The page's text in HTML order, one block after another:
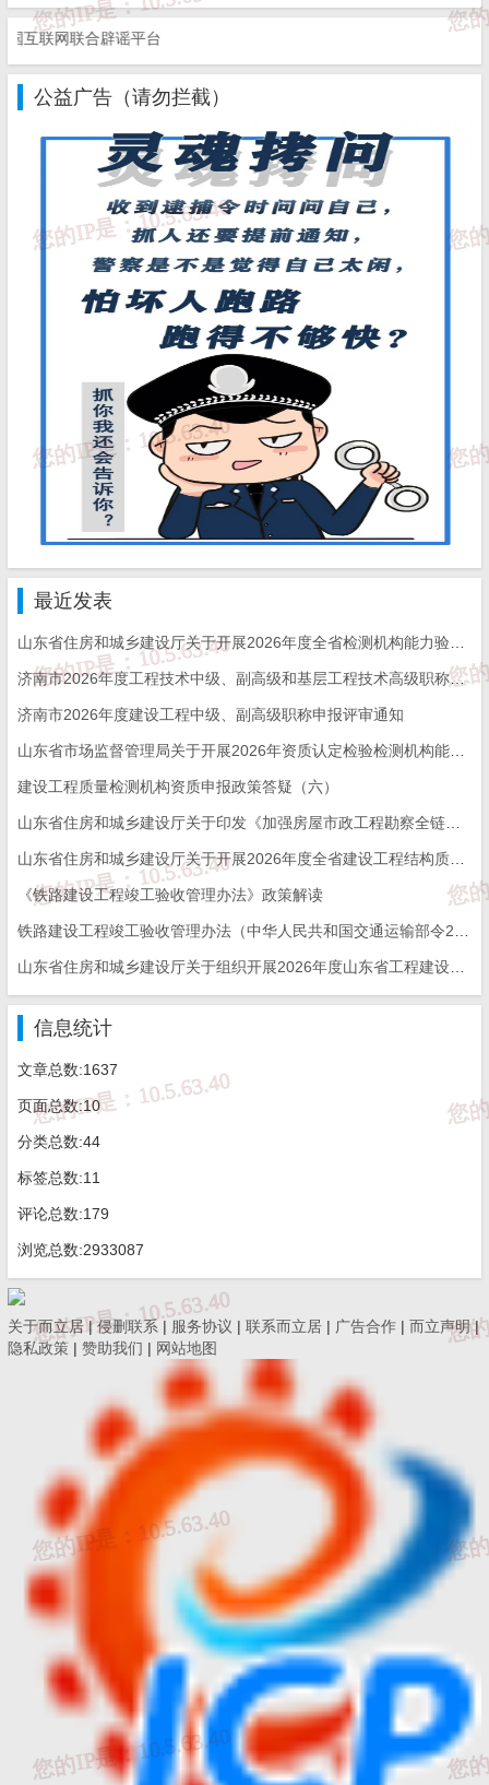
6.装饰装修工程中室内空气污染测试费：空气污染测设费属
检验试验费的一种，根据需要按市场价。
7.其它施工技术措施费：是指根据各专业、地区工程特点补
充的技术措施费项目。
二、施工组织措施费
1.环境保护费：是指施工现场为达到环保部门要求所需要的
各项费用。
环境保护费=直接工程费x环境保护费费率
环境保护费费率=本项费用年度平均支出÷（全年建
安产值X直接工程费占总造价比例）
2.临时设施费：
是指施工企业为进行建筑工程施工所必须搭
用等。
临时设施包括：临时宿舍、文化福利及公用事业房屋
与构筑物，仓库、办公室、加工厂以及规定范围内道路、
水、电、管线等临时设施和小型临时设施。
临时设施费用包括：临时设施的搭设、维修、拆除费
或摊销费。
费）x（1+其他临时设施所占比例）
其中：
（1）周转使用临建费=∑【｛（临时面积X每平方
米造价）÷（使用年限X365X利用率）｝x工期
（天）】+一次性拆除费
（2）一次性使用临建费=∑临建面积X每平方米造
价x（1-残值率）+一次性拆除费
3.安全施工费：
安全施工费费率=本项费用年度平均支出÷（全年建
安产值X直接工程费占总造价比例）
具体内容如下，可根据施工具体情况进行计算：
楼板、屋面、阳台等临边防护：用密目式安全立网全
封闭，作业层另加两边防护栏杆和18cm高的踢脚板。
通道口防护：
设防护棚，防护棚应为不小于5cm厚的
木板或两道相距50cm的竹笆。
预留洞口防护：
用木板全封闭；短边超过1.5m长的洞
口，除封闭外四周还应设有防护栏杆。
电梯井口防护： 设置定型化、工具化、标准化的防护
楼梯边防护：设1.2m高的定型化、工具化、标准化的
防护栏杆，18cm高的踢脚板。
垂直方向交叉：设置防护隔离棚或其他设施。
高空作业防护：有悬挂安全带的悬索或其他设施；有
网联合辟谣平台
公益广告（请勿拦截）
最近发表
济南市2026年度工程技术中级、副高级和基层工程技术高级职称申报评审的通知
济南市2026年度建设工程中级、副高级职称申报评审通知
建设工程质量检测机构资质申报政策答疑（六）
《铁路建设工程竣工验收管理办法》政策解读
信息统计
文章总数:1637
页面总数:10
分类总数:44
标签总数:11
评论总数:179
浏览总数:2933087
关于而立居|侵删联系 | 服务协议 | 联系而立居 | 广告合作 | 而立声明|
隐私政策 | 赞助我们 | 网站地图